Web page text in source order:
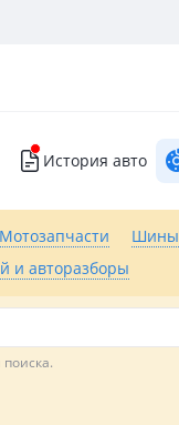
История авто
Мотозапчасти Шины
и авторазборы